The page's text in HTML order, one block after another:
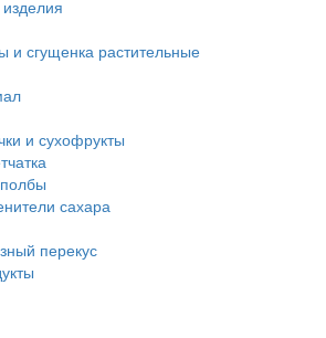
и сгущенка растительные
и сухофрукты
сахара
перекус